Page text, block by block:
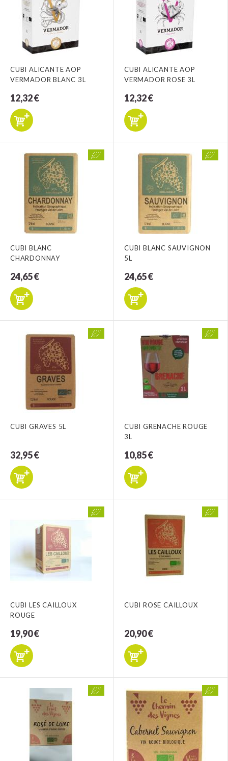
CUBI ALICANTE AOP
VERMADOR BLANC 3L
12,32 €
CUBI ALICANTE AOP
VERMADOR ROSE 3L
12,32 €
CUBI BLANC
CHARDONNAY
24,65 €
CUBI BLANC SAUVIGNON
5L
24,65 €
CUBI GRAVES 5L
32,95 €
CUBI GRENACHE ROUGE
3L
10,85 €
CUBI LES CAILLOUX
ROUGE
19,90 €
CUBI ROSE CAILLOUX
20,90 €